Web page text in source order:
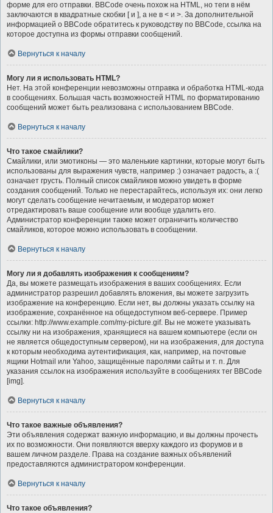
форме для его отправки. BBCode очень похож на HTML, но теги в нём
заключаются в квадратные скобки [ и ], а не в < и >. За дополнительной
информацией о BBCode обратитесь к руководству по BBCode, ссылка на
которое доступна из формы отправки сообщений.
Вернуться к началу
Могу ли я использовать HTML?
Нет. На этой конференции невозможны отправка и обработка HTML-кода
в сообщениях. Большая часть возможностей HTML по форматированию
сообщений может быть реализована с использованием BBCode.
Вернуться к началу
Что такое смайлики?
Смайлики, или эмотиконы — это маленькие картинки, которые могут быть
использованы для выражения чувств, например :) означает радость, а :(
означает грусть. Полный список смайликов можно увидеть в форме
создания сообщений. Только не перестарайтесь, используя их: они легко
могут сделать сообщение нечитаемым, и модератор может
отредактировать ваше сообщение или вообще удалить его.
Администратор конференции также может ограничить количество
смайликов, которое можно использовать в сообщении.
Вернуться к началу
Могу ли я добавлять изображения к сообщениям?
Да, вы можете размещать изображения в ваших сообщениях. Если
администратор разрешил добавлять вложения, вы можете загрузить
изображение на конференцию. Если нет, вы должны указать ссылку на
изображение, сохранённое на общедоступном веб-сервере. Пример
ссылки: http://www.example.com/my-picture.gif. Вы не можете указывать
ссылку ни на изображения, хранящиеся на вашем компьютере (если он
не является общедоступным сервером), ни на изображения, для доступа
к которым необходима аутентификация, как, например, на почтовые
ящики Hotmail или Yahoo, защищённые паролями сайты и т. п. Для
указания ссылок на изображения используйте в сообщениях тег BBCode
[img].
Вернуться к началу
Что такое важные объявления?
Эти объявления содержат важную информацию, и вы должны прочесть
их по возможности. Они появляются вверху каждого из форумов и в
вашем личном разделе. Права на создание важных объявлений
предоставляются администратором конференции.
Вернуться к началу
Что такое объявления?